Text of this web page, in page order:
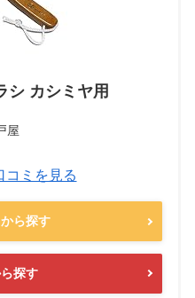
シ カシミヤ用
屋
コミを見る
ら探す
探す